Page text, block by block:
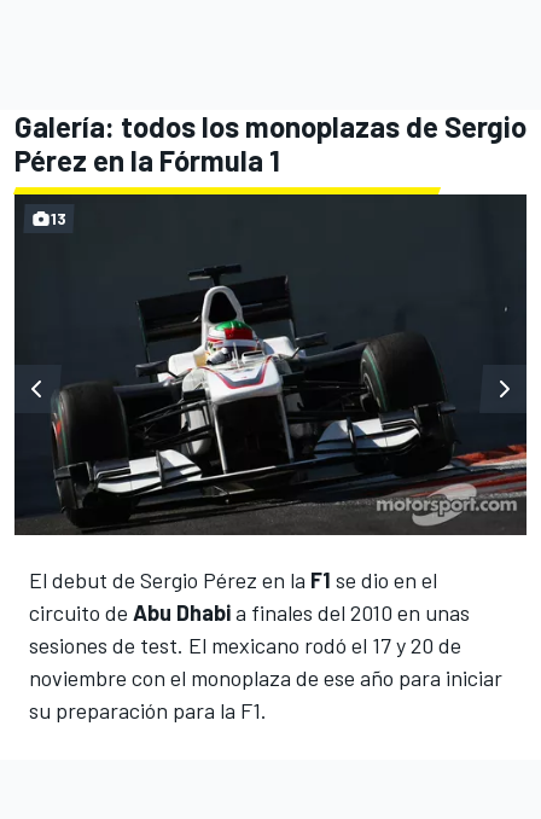
Galería: todos los monoplazas de Sergio
Pérez en la Fórmula 1
El debut de Sergio Pérez en la F1 se dio en el
circuito de Abu Dhabia finales del 2010 en unas
sesiones de test. El mexicano rodó el 17 y 20 de
noviembre con el monoplaza de ese año para iniciar
su preparación para la F1.
13